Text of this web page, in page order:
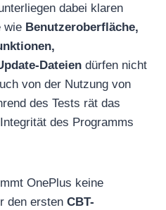
dabei klaren
wie Benutzeroberfläche,
Dateien dürfen nicht
von der Nutzung von
des Tests rät das
des Programms
OnePlus keine
den ersten CBT-